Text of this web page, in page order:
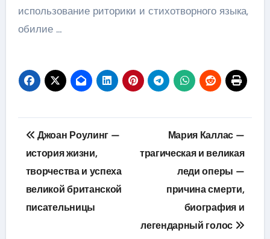
использование риторики и стихотворного языка,
обилие …
Навигация
по
записям
Джоан Роулинг —
история жизни,
творчества и успеха
великой британской
писательницы
Мария Каллас —
трагическая и великая
леди оперы —
причина смерти,
биография и
легендарный голос